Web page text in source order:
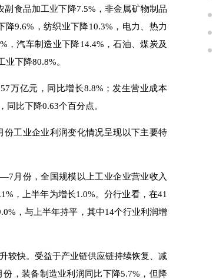
食品加工业下降7.5%，非金属矿物制品
9.6%，纺织业下降10.3%，电力、热力
，汽车制造业下降14.4%，石油、煤炭及
下降80.8%。
亿元，同比增长8.8%；发生营业成本
同比下降0.63个百分点。
工业企业利润变化情况呈现以下主要特
份，全国规模以上工业企业营业收入
，上半年为增长1.0%。分行业看，在41
，与上半年持平，其中14个行业利润增
快。受益于产业链供应链持续恢复、减
，装备制造业利润同比下降5.7%，但降